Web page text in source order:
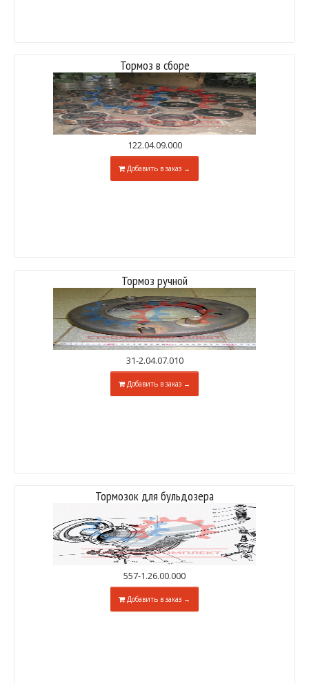
Тормоз в сборе
122.04.09.000
Добавить в заказ →
Тормоз ручной
31-2.04.07.010
Добавить в заказ →
Тормозок для бульдозера
557-1.26.00.000
Добавить в заказ →